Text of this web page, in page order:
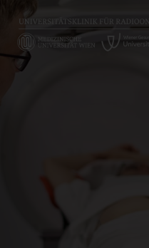
main
content